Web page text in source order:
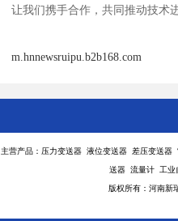
让我们携手合作，共同推动技术
m.hnnewsruipu.b2b168.com
主营产品：压力变送器 液位变送器 差压变送
送器 流量计 工业
版权所有：河南新